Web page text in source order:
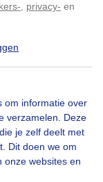
privacy- en
om informatie over
verzamelen. Deze
je zelf deelt met
Dit doen we om
onze websites en
70x bekeken